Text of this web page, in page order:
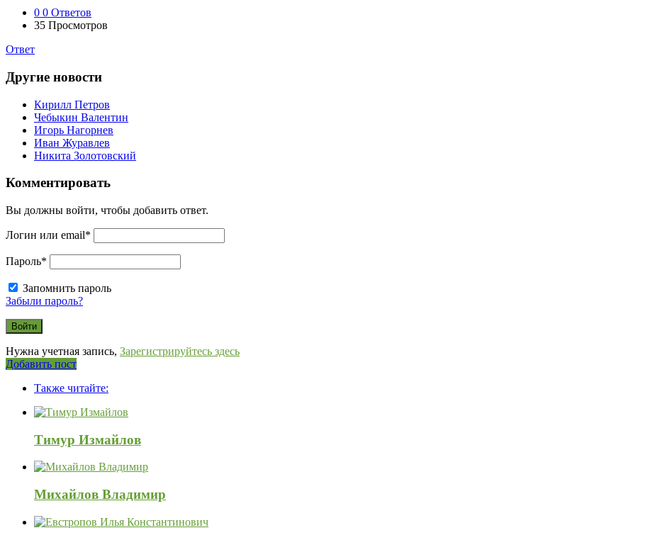
0 0 Ответов
35 Просмотров
Ответ
Другие новости
Кирилл Петров
Чебыкин Валентин
Игорь Нагорнев
Иван Журавлев
Никита Золотовский
Комментировать
Вы должны войти, чтобы добавить ответ.
Логин или email*
Пароль*
Запомнить пароль
Забыли пароль?
Нужна учетная запись, Зарегистрируйтесь здесь
Боковая
Добавить пост
120x600Также читайте:
Тимур Измайлов
Михайлов Владимир